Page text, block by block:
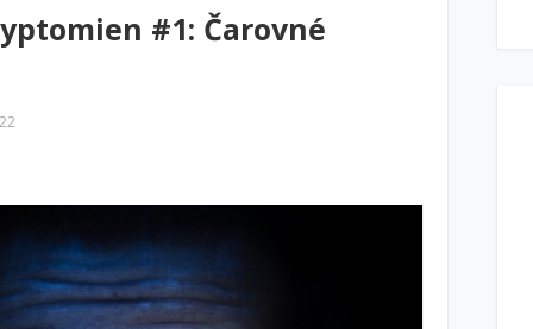
#1: Čarovné